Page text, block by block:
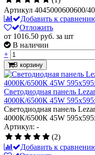
Артикул 4045000600600/
Добавить к
Отложить
от 1016.50 руб. за шт
В наличии
+
В корзину
Светодиодная панель
4000К/6500К 45W
Светодиодная панель
4000К/6500К 45W
Артикул: -
(2)
Добавить к